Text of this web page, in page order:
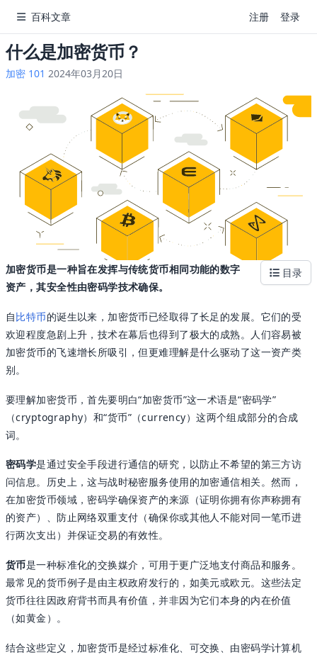
百科文章 注册 登录
什么是加密货币？
加密 101 2024年03月20日
目录
加密货币是一种旨在发挥与传统货币相同功能的数字
资产，其安全性由密码学技术确保。
自比特币的诞生以来，加密货币已经取得了长足的发展。它们的受
欢迎程度急剧上升，技术在幕后也得到了极大的成熟。人们容易被
加密货币的飞速增长所吸引，但更难理解是什么驱动了这一资产类
别。
要理解加密货币，首先要明白“加密货币”这一术语是“密码学”
（cryptography）和“货币”（currency）这两个组成部分的合成
词。
密码学是通过安全手段进行通信的研究，以防止不希望的第三方访
问信息。历史上，这与战时秘密服务使用的加密通信相关。然而，
在加密货币领域，密码学确保资产的来源（证明你拥有你声称拥有
的资产）、防止网络双重支付（确保你或其他人不能对同一笔币进
行两次支出）并保证交易的有效性。
货币是一种标准化的交换媒介，可用于更广泛地支付商品和服务。
最常见的货币例子是由主权政府发行的，如美元或欧元。这些法定
货币往往因政府背书而具有价值，并非因为它们本身的内在价值
（如黄金）。
结合这些定义，加密货币是经过标准化、可交换、由密码学计算机